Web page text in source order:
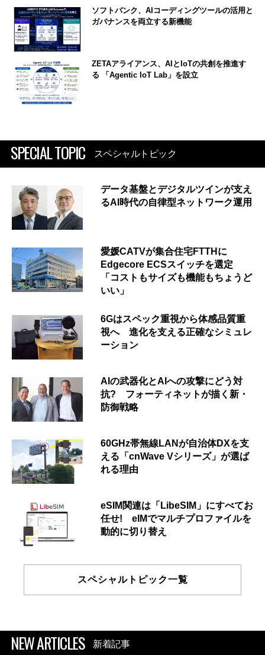
ソフトバンク、AIコーディングツールの活用と
ガバナンスを両立する新機能
ZETAアライアンス、AIとIoTの共創を推進す
る 「Agentic IoT Lab」を設立
SPECIAL TOPIC スペシャルトピック
データ基盤とデジタルツインが支え
るAI時代の自律型ネットワーク運用
愛媛CATVが集合住宅FTTHに
Edgecore ECSスイッチを選定
「コストもサイズも機能もちょうど
いい」
6Gはスペック重視から体感品質重
視へ 進化を支える正確なシミュレ
ーション
AIの武器化とAIへの攻撃にどう対
抗? フォーティネットが描く新・
防御戦略
60GHz帯無線LANが自治体DXを支
える「cnWave Vシリーズ」が選ば
れる理由
eSIM関連は「LibeSIM」にすべてお
任せ! eIMでマルチプロファイルを
動的に切り替え
スペシャルトピック一覧
NEW ARTICLES 新着記事